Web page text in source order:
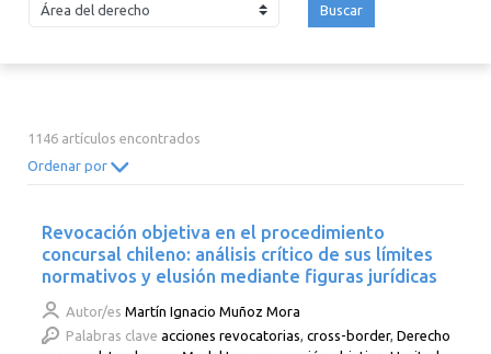
2002 2001
Buscar
1146 artículos encontrados
Ordenar por
Revocación objetiva en el procedimiento
concursal chileno: análisis crítico de sus límites
normativos y elusión mediante figuras jurídicas
Autor/es Martín Ignacio Muñoz Mora
Palabras clave acciones revocatorias,cross-border,Derecho